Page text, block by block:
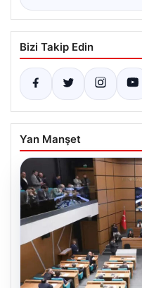
Bizi Takip Edin
Yan Manşet